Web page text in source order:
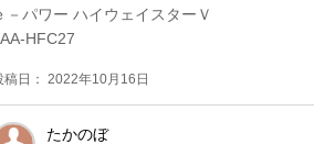
－パワー ハイウェイスターＶ
HFC27
稿日： 2022年10月16日
たかのぼ